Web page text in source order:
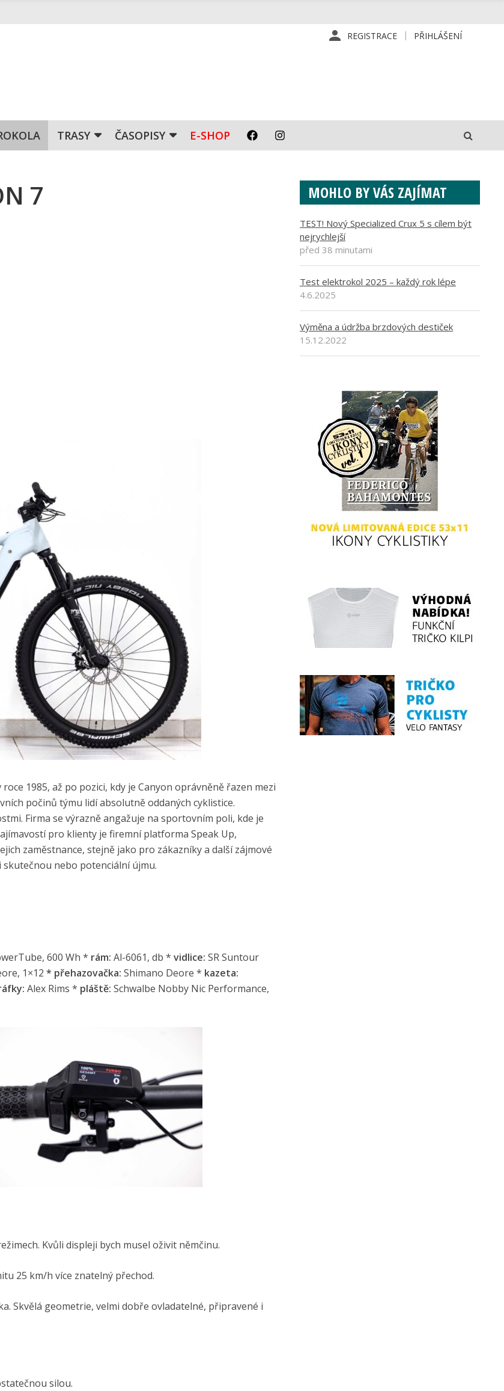
REGISTRACE PŘIHLÁŠENÍ
TRASY ČASOPISY E-SHOP
7
1985, až po pozici, kdy je Canyon oprávněně řazen mezi
počinů týmu lidí absolutně oddaných cyklistice.
Firma se výrazně angažuje na sportovním poli, kde je
pro klienty je firemní platforma Speak Up,
zaměstnance, stejně jako pro zákazníky a další zájmové
nebo potenciální újmu.
600 Wh * rám: Al-6061, db * vidlice: SR Suntour
1×12 * přehazovačka: Shimano Deore * kazeta:
Alex Rims * pláště: Schwalbe Nobby Nic Performance,
Kvůli displeji bych musel oživit němčinu.
25 km/h více znatelný přechod.
Skvělá geometrie, velmi dobře ovladatelné, připravené i
silou.
MOHLO BY VÁS ZAJÍMAT
TEST! Nový Specialized Crux 5 s cílem být
nejrychlejší
před 38 minutami
Test elektrokol 2025 – každý rok lépe
4.6.2025
Výměna a údržba brzdových destiček
15.12.2022